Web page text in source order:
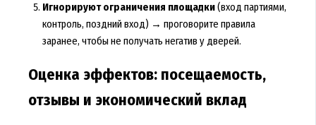
Игнорируют ограничения площадки(вход партиями,
контроль, поздний вход) → проговорите правила
заранее, чтобы не получать негатив у дверей.
Оценка эффектов: посещаемость,
отзывы и экономический вклад